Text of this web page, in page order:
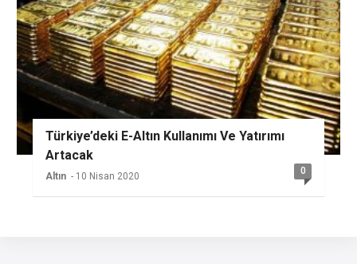
Türkiye’deki E-Altın Kullanımı Ve Yatırımı
Artacak
Altın - 10 Nisan 2020 0